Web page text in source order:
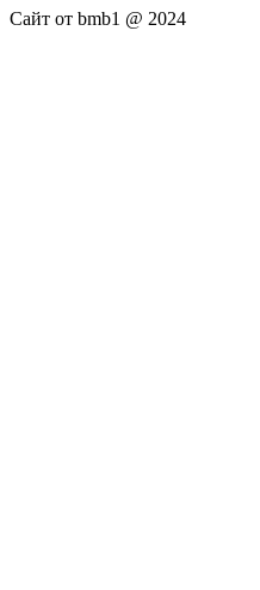
Сайт от bmb1 @ 2024